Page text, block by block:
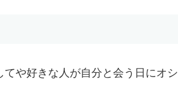
や好きな人が自分と会う日にオシ